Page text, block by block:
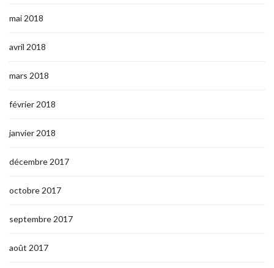
mai 2018
avril 2018
mars 2018
février 2018
janvier 2018
décembre 2017
octobre 2017
septembre 2017
août 2017